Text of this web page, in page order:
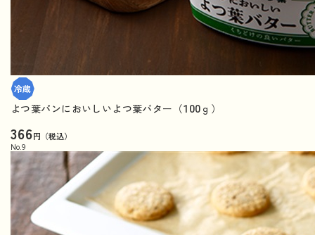
よつ葉パンにおいしいよつ葉バター（100ｇ）
366円（税込）
No. 9